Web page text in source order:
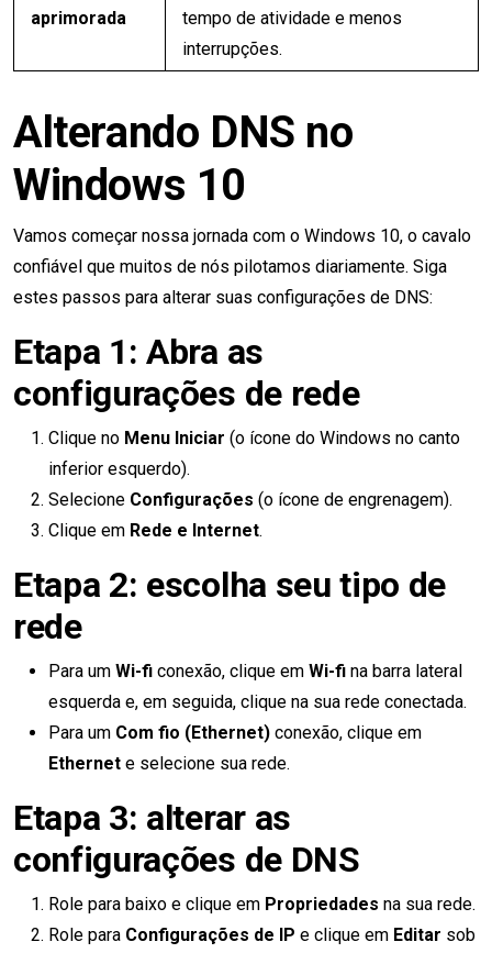
aprimorada
tempo de atividade e menos
interrupções.
Alterando DNS no
Windows 10
Vamos começar nossa jornada com o Windows 10, o cavalo
confiável que muitos de nós pilotamos diariamente. Siga
estes passos para alterar suas configurações de DNS:
Etapa 1: Abra as
configurações de rede
Clique no Menu Iniciar (o ícone do Windows no canto
inferior esquerdo).
Selecione Configurações (o ícone de engrenagem).
Clique em Rede e Internet.
Etapa 2: escolha seu tipo de
rede
Para um Wi-fi conexão, clique em Wi-fi na barra lateral
esquerda e, em seguida, clique na sua rede conectada.
Para um Com fio (Ethernet) conexão, clique em
Ethernet e selecione sua rede.
Etapa 3: alterar as
configurações de DNS
Role para baixo e clique em Propriedades na sua rede.
Role para Configurações de IP e clique em Editar sob